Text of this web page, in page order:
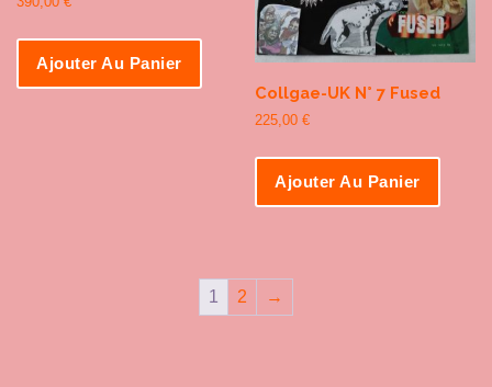
Ajouter Au Panier
Collgae-UK N° 7 Fused
225,00€
Ajouter Au Panier
1 2 →